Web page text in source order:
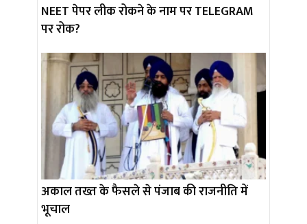
NEET पेपर लीक रोकने के नाम पर TELEGRAM
पर रोक?
अकाल तख्त के फैसले से पंजाब की राजनीति में
भूचाल